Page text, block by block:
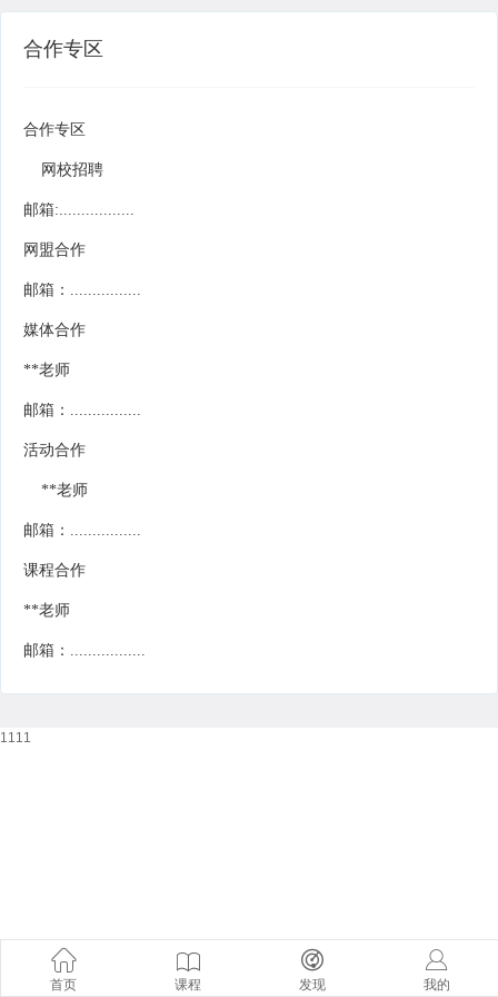
合作专区
合作专区
网校招聘
邮箱:.................
网盟合作
邮箱：................
媒体合作
**老师
邮箱：................
活动合作
**老师
邮箱：................
课程合作
**老师
邮箱：.................
首页 课程 发现 我的
1111